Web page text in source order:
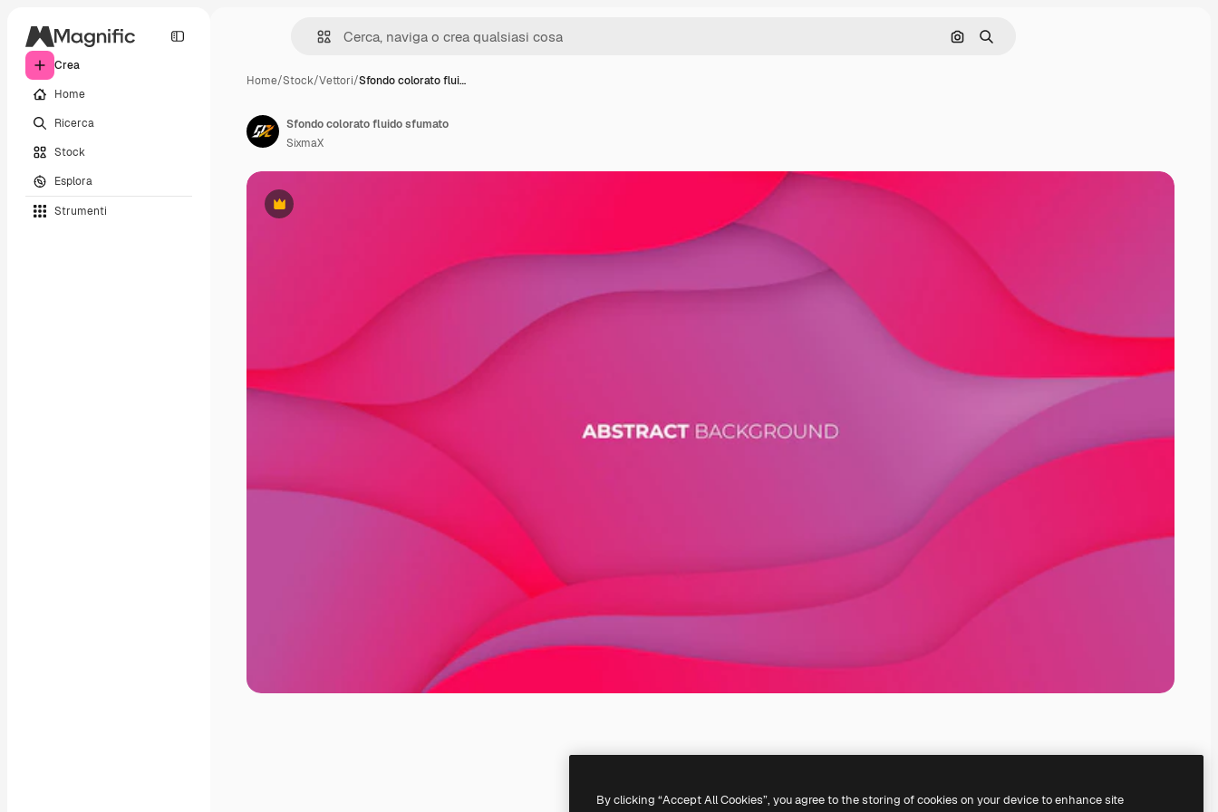
Crea
Home
Ricerca
Stock
Esplora
Strumenti
Cerca per immagine
Ricerca
Home/Stock/Vettori/Sfondo colorato flui…
Premium
Sfondo colorato fluido sfumato
SixmaX
By clicking “Accept All Cookies”, you agree to the storing of cookies on your device to enhance site